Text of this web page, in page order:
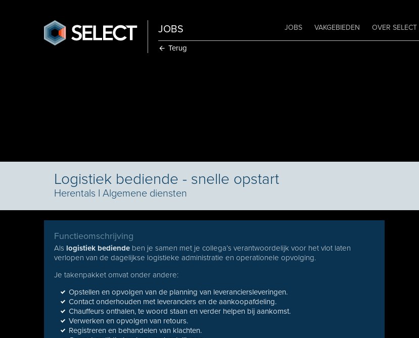
JOBS JOBS VAKGEBIEDEN OVER
Terug
Logistiek bediende - snelle opstart
Herentals I Algemene diensten
Functieomschrijving
Als logistiek bediende ben je samen met je collega’s verantwoordelijk voor het vlot laten
verlopen van de dagelijkse logistieke administratie en operationele opvolging.
Je takenpakket omvat onder andere:
Opstellen en opvolgen van de planning van leveranciersleveringen.
Contact onderhouden met leveranciers en de aankoopafdeling.
Chauffeurs onthalen, te woord staan en verder helpen bij aankomst.
Verwerken en opvolgen van retours.
Registreren en behandelen van klachten.